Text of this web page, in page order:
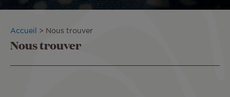
Fil
d'Ariane
Accueil Nous trouver
Nous trouver